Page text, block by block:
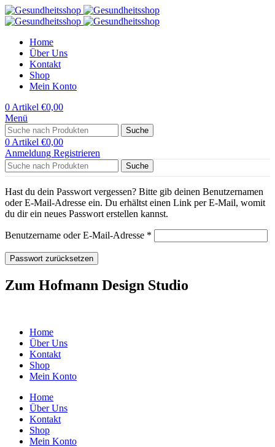
Home
Über Uns
Kontakt
Shop
Mein Konto
0 Artikel €0,00
Menü
Suche
0 Artikel €0,00
Anmeldung Registrieren
Suche
Hast du dein Passwort vergessen? Bitte gib deinen Benutzernamen
oder E-Mail-Adresse ein. Du erhältst einen Link per E-Mail, womit
du dir ein neues Passwort erstellen kannst.
Benutzername oder E-Mail-Adresse *
Passwort zurücksetzen
Zum Hofmann Design Studio
Home
Über Uns
Kontakt
Shop
Mein Konto
Home
Über Uns
Kontakt
Shop
Mein Konto